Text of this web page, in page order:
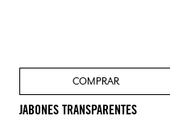
COMPRAR
JABONES TRANSPARENTES